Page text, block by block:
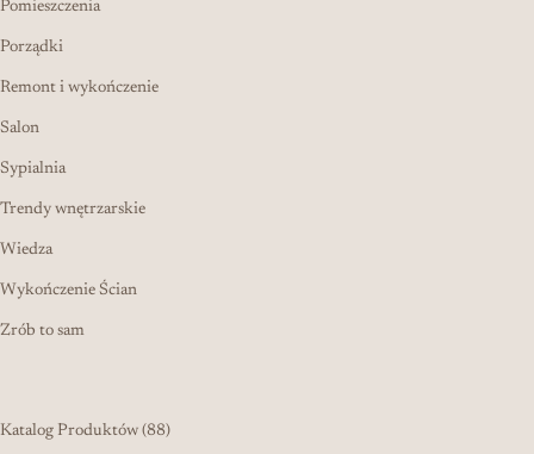
Pomieszczenia
Porządki
Remont i wykończenie
Salon
Sypialnia
Trendy wnętrzarskie
Wiedza
Wykończenie Ścian
Zrób to sam
Katalog Produktów 8888 produktów